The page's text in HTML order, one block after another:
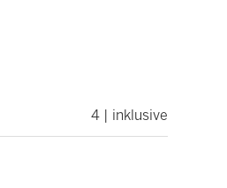
4 | inklusive